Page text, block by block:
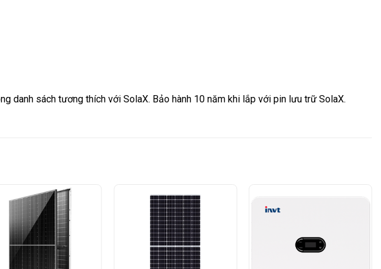
danh sách tương thích với SolaX. Bảo hành 10 năm khi lắp với pin lưu trữ SolaX.